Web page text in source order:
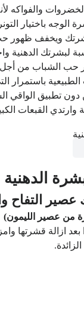
باختيار
بشرتك ويخفف ظهور
لبشرتك
الشباب من أجل
باستمرار
تطبيق الواقي
القبعات
الدهنية
من عصير الليمون)